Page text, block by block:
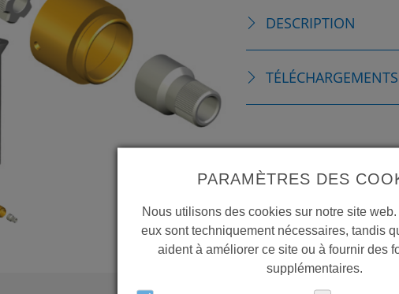
DESCRIPTION
TÉLÉCHARGEMENTS
PARAMÈTRES DES
Nous utilisons des cookies sur notre site
eux sont techniquement nécessaires, tandis
aident à améliorer ce site ou à fournir des
supplémentaires.